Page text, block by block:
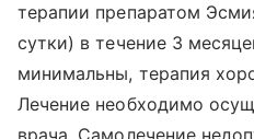
терапии препаратом
сутки) в течение 3
минимальны, терапия
Лечение необходимо
врача. Самолечение